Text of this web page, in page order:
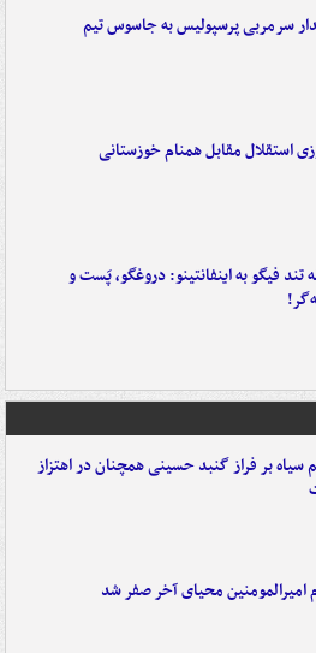
سرمربی پرسپولیس به جاسوس تیم
استقلال مقابل همنام خوزستانی
تند فیگو به اینفانتینو: دروغگو، پَست‌ و
سیاه بر فراز گنبد حسینی همچنان در اهتزاز
محیای آخر صفر شد